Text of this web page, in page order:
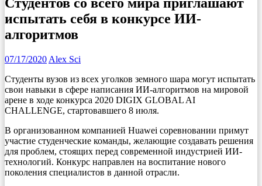
испытать себя в конкурсе ИИ-
алгоритмов
07/17/2020 Alex Sci
Студенты вузов из всех уголков земного шара могут испытать
свои навыки в сфере написания ИИ-алгоритмов на мировой
арене в ходе конкурса 2020 DIGIX GLOBAL AI
CHALLENGE, стартовавшего 8 июля.
В организованном компанией Huawei соревновании примут
участие студенческие команды, желающие создавать решения
для проблем, стоящих перед современной индустрией ИИ-
технологий. Конкурс направлен на воспитание нового
поколения специалистов в данной отрасли.